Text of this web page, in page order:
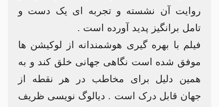
روایت آن نشسته و تجربه ای یک دست و
تامل برانگیز پدید آورده است .
فیلم با بهره گیری هوشمندانه از لوکیشن ها
موفق شده است نگاهی جهانی خلق کند و به
همین دلیل برای مخاطب در هر نقطه از
جهان قابل درک است . دیالوگ نویسی ظریف